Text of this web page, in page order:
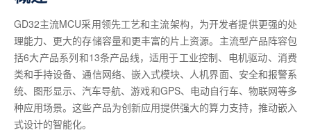
GD32主流MCU采用领先工艺和主流架构，为开发者提供更强的处
理能力、更大的存储容量和更丰富的片上资源。主流型产品阵容包
括6大产品系列和13条产品线，适用于工业控制、电机驱动、消费
类和手持设备、通信网络、嵌入式模块、人机界面、安全和报警系
统、图形显示、汽车导航、游戏和GPS、电动自行车、物联网等多
种应用场景。这些产品为创新应用提供强大的算力支持，推动嵌入
式设计的智能化。